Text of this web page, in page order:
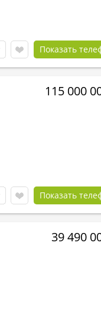
Показать
115 000
Показать
39 490